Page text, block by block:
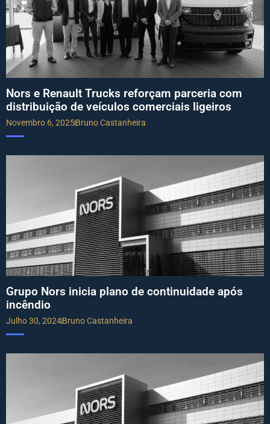
Nors e Renault Trucks reforçam parceria com
distribuição de veículos comerciais ligeiros
Novembro 6, 2025Bruno Castanheira
Grupo Nors inicia plano de continuidade após
incêndio
Julho 30, 2024Bruno Castanheira